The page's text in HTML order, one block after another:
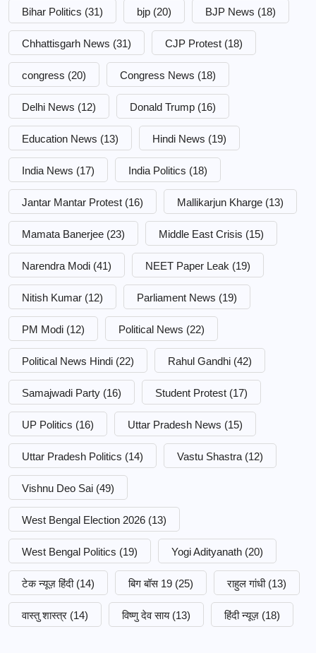
Bihar Politics (31) bjp (20) BJP News (18)
Chhattisgarh News (31) CJP Protest (18)
congress (20) Congress News (18)
Delhi News (12) Donald Trump (16)
Education News (13) Hindi News (19)
India News (17) India Politics (18)
Jantar Mantar Protest (16) Mallikarjun Kharge (13)
Mamata Banerjee (23) Middle East Crisis (15)
Narendra Modi (41) NEET Paper Leak (19)
Nitish Kumar (12) Parliament News (19)
PM Modi (12) Political News (22)
Political News Hindi (22) Rahul Gandhi (42)
Samajwadi Party (16) Student Protest (17)
UP Politics (16) Uttar Pradesh News (15)
Uttar Pradesh Politics (14) Vastu Shastra (12)
Vishnu Deo Sai (49)
West Bengal Election 2026 (13)
West Bengal Politics (19) Yogi Adityanath (20)
टेक न्यूज़ हिंदी (14) बिग बॉस 19 (25) राहुल गांधी (13)
वास्तु शास्त्र (14) विष्णु देव साय (13) हिंदी न्यूज़ (18)